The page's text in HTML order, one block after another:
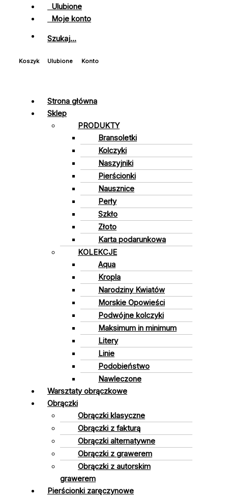
Ulubione
Moje konto
Szukaj...
Koszyk Ulubione Konto
Strona główna
Sklep
PRODUKTY
Bransoletki
Kolczyki
Naszyjniki
Pierścionki
Nausznice
Perły
Szkło
Złoto
Karta podarunkowa
KOLEKCJE
Aqua
Kropla
Narodziny Kwiatów
Morskie Opowieści
Podwójne kolczyki
Maksimum in minimum
Litery
Linie
Podobieństwo
Nawleczone
Warsztaty obrączkowe
Obrączki
Obrączki klasyczne
Obrączki z fakturą
Obrączki alternatywne
Obrączki z grawerem
Obrączki z autorskim
grawerem
Pierścionki zaręczynowe